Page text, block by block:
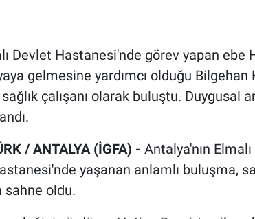
Devlet Hastanesi'nde görev yapan ebe
gelmesine yardımcı olduğu Bilgehan
çalışanı olarak buluştu. Duygusal
/ ANTALYA (İGFA) - Antalya'nın
yaşanan anlamlı buluşma,
sahne oldu.